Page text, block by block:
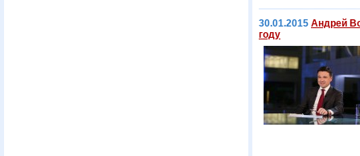
30.01.2015 Андрей
году